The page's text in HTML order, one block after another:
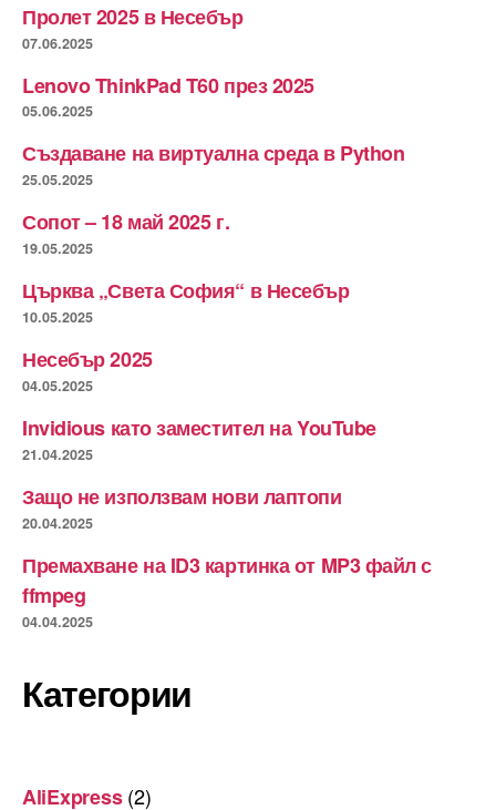
Пролет 2025 в Несебър
07.06.2025
Lenovo ThinkPad T60 през 2025
05.06.2025
Създаване на виртуална среда в Python
25.05.2025
Сопот – 18 май 2025 г.
19.05.2025
Църква „Света София“ в Несебър
10.05.2025
Несебър 2025
04.05.2025
Invidious като заместител на YouTube
21.04.2025
Защо не използвам нови лаптопи
20.04.2025
Премахване на ID3 картинка от MP3 файл с
ffmpeg
04.04.2025
Категории
AliExpress(2)